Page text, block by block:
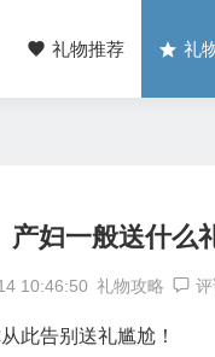
礼物推荐 礼
产妇一般送什么
10:46:50 礼物攻略
此告别送礼尴尬！